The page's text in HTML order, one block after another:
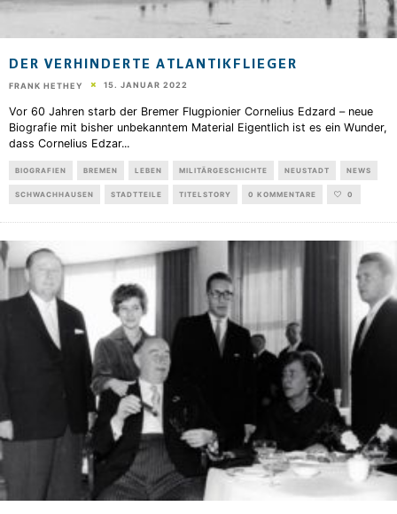
DER VERHINDERTE ATLANTIKFLIEGER
FRANK HETHEY 15. JANUAR 2022
Vor 60 Jahren starb der Bremer Flugpionier Cornelius Edzard – neue
Biografie mit bisher unbekanntem Material Eigentlich ist es ein Wunder,
dass Cornelius Edzar...
BIOGRAFIEN BREMEN LEBEN MILITÄRGESCHICHTE NEUSTADT NEWS
SCHWACHHAUSEN STADTTEILE TITELSTORY 0 KOMMENTARE 0